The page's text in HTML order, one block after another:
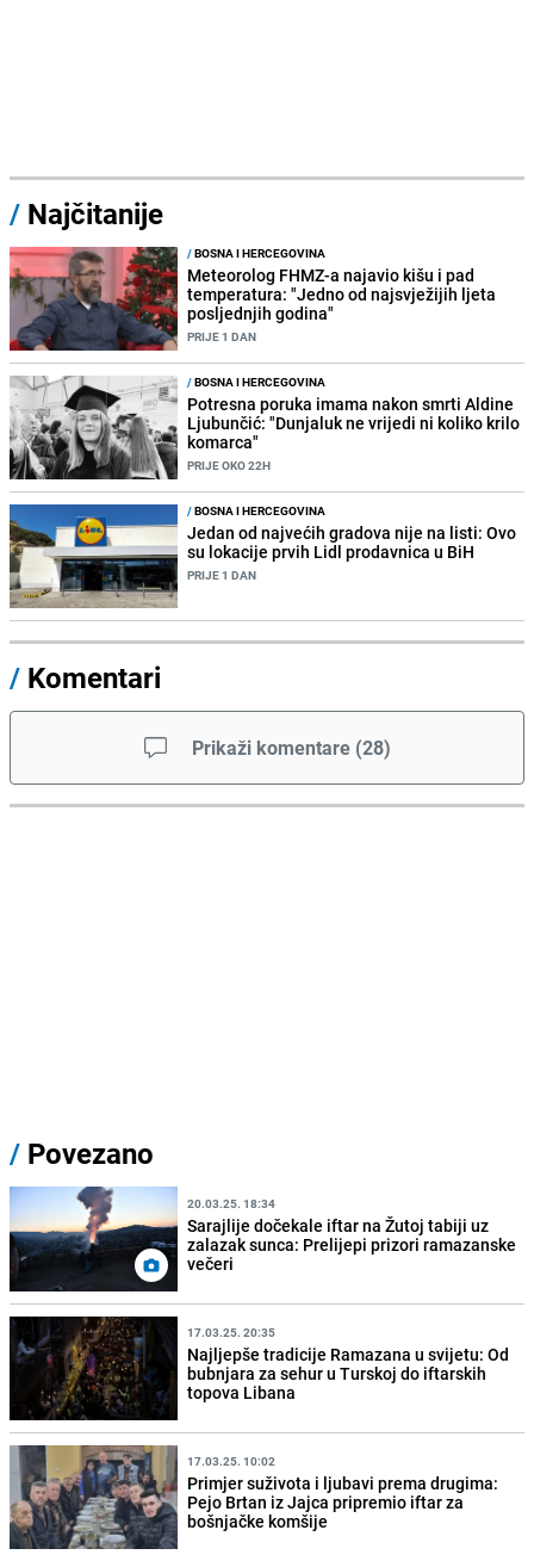
/ Najčitanije
/BOSNA I HERCEGOVINA
Meteorolog FHMZ-a najavio kišu i pad
temperatura: "Jedno od najsvježijih ljeta
posljednjih godina"
PRIJE 1 DAN
/BOSNA I HERCEGOVINA
Potresna poruka imama nakon smrti Aldine
Ljubunčić: "Dunjaluk ne vrijedi ni koliko krilo
komarca"
PRIJE OKO 22H
/BOSNA I HERCEGOVINA
Jedan od najvećih gradova nije na listi: Ovo
su lokacije prvih Lidl prodavnica u BiH
PRIJE 1 DAN
/ Komentari
Prikaži komentare (28)
/ Povezano
20.03.25. 18:34
Sarajlije dočekale iftar na Žutoj tabiji uz
zalazak sunca: Prelijepi prizori ramazanske
večeri
17.03.25. 20:35
Najljepše tradicije Ramazana u svijetu: Od
bubnjara za sehur u Turskoj do iftarskih
topova Libana
17.03.25. 10:02
Primjer suživota i ljubavi prema drugima:
Pejo Brtan iz Jajca pripremio iftar za
bošnjačke komšije